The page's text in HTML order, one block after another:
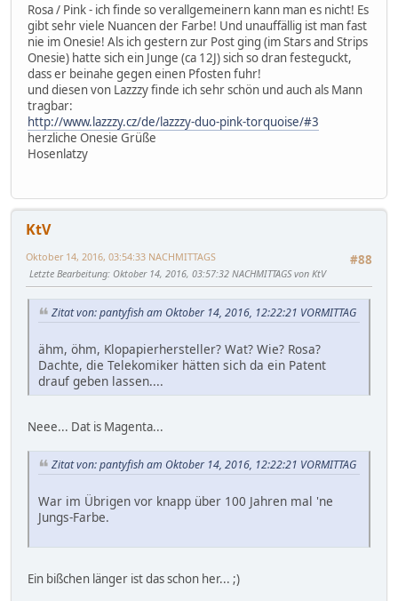
Rosa / Pink - ich finde so verallgemeinern kann man es nicht! Es
gibt sehr viele Nuancen der Farbe! Und unauffällig ist man fast
nie im Onesie! Als ich gestern zur Post ging (im Stars and Strips
Onesie) hatte sich ein Junge (ca 12J) sich so dran festeguckt,
dass er beinahe gegen einen Pfosten fuhr!
und diesen von Lazzzy finde ich sehr schön und auch als Mann
tragbar:
http://www.lazzzy.cz/de/lazzzy-duo-pink-torquoise/#3
herzliche Onesie Grüße
Hosenlatzy
KtV
#88
Oktober 14, 2016, 03:54:33 NACHMITTAGS
Letzte Bearbeitung: Oktober 14, 2016, 03:57:32 NACHMITTAGS von KtV
Zitat von: pantyfish am Oktober 14, 2016, 12:22:21 VORMITTAG
ähm, öhm, Klopapierhersteller? Wat? Wie? Rosa?
Dachte, die Telekomiker hätten sich da ein Patent
drauf geben lassen....
Neee... Dat is Magenta...
Zitat von: pantyfish am Oktober 14, 2016, 12:22:21 VORMITTAG
War im Übrigen vor knapp über 100 Jahren mal 'ne
Jungs-Farbe.
Ein bißchen länger ist das schon her... ;)